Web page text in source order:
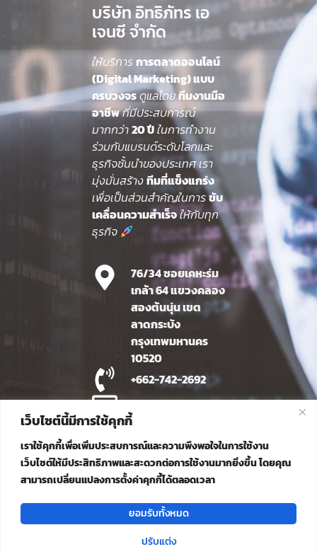
เว็บไซต์นี้มีการใช้คุกกี้
เราใช้คุกกี้เพื่อเพิ่มประสบการณ์และความพึงพอใจในการใช้งาน
เว็บไซต์ให้มีประสิทธิภาพและสะดวกต่อการใช้งานมากยิ่งขึ้น โดยคุณ
สามารถเปลี่ยนแปลงการตั้งค่าคุกกี้ได้ตลอดเวลา
ปรับแต่ง
ยอมรับทั้งหมด
บริษัท อิทธิภัทร เอ
เจนซี จำกัด
ให้บริการการตลาดออนไลน์
(Digital Marketing) แบบ
ครบวงจรดูแลโดยทีมงานมือ
อาชีพที่มีประสบการณ์
มากกว่า20 ปีในการทำงาน
ร่วมกับแบรนด์ระดับโลกและ
ธุรกิจชั้นนำของประเทศ เรา
มุ่งมั่นสร้างทีมที่แข็งแกร่ง
เพื่อเป็นส่วนสำคัญในการขับ
เคลื่อนความสำเร็จให้กับทุก
ธุรกิจ
76/34 ซอยเคหะร่ม
เกล้า 64 แขวงคลอง
สองต้นนุ่น เขต
ลาดกระบัง
กรุงเทพมหานคร
10520
+662-742-2692
info@ittiphat.co.th
Line OA